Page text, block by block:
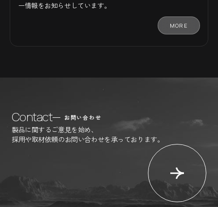
ー情報をお知らせしています。
MORE
Contact お問い合わせ
製品に関するご意見を始め、
採用や取材依頼のお問い合わせを承っております。